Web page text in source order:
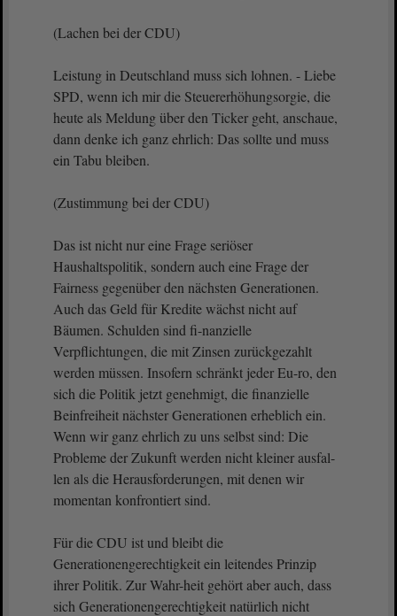
(Lachen bei der CDU)
Leistung in Deutschland muss sich lohnen. - Liebe
SPD, wenn ich mir die Steuererhöhungsorgie, die
heute als Meldung über den Ticker geht, anschaue,
dann denke ich ganz ehrlich: Das sollte und muss
ein Tabu bleiben.
(Zustimmung bei der CDU)
Das ist nicht nur eine Frage seriöser
Haushaltspolitik, sondern auch eine Frage der
Fairness gegenüber den nächsten Generationen.
Auch das Geld für Kredite wächst nicht auf
Bäumen. Schulden sind fi-nanzielle
Verpflichtungen, die mit Zinsen zurückgezahlt
werden müssen. Insofern schränkt jeder Eu-ro, den
sich die Politik jetzt genehmigt, die finanzielle
Beinfreiheit nächster Generationen erheblich ein.
Wenn wir ganz ehrlich zu uns selbst sind: Die
Probleme der Zukunft werden nicht kleiner ausfal-
len als die Herausforderungen, mit denen wir
momentan konfrontiert sind.
Für die CDU ist und bleibt die
Generationengerechtigkeit ein leitendes Prinzip
ihrer Politik. Zur Wahr-heit gehört aber auch, dass
sich Generationengerechtigkeit natürlich nicht